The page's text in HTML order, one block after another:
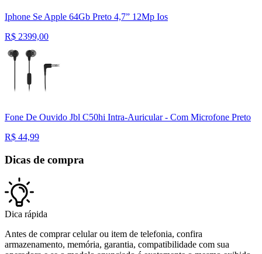
Iphone Se Apple 64Gb Preto 4,7” 12Mp Ios
R$ 2399,00
Fone De Ouvido Jbl C50hi Intra-Auricular - Com Microfone Preto
R$ 44,99
Dicas de compra
Dica rápida
Antes de comprar celular ou item de telefonia, confira
armazenamento, memória, garantia, compatibilidade com sua